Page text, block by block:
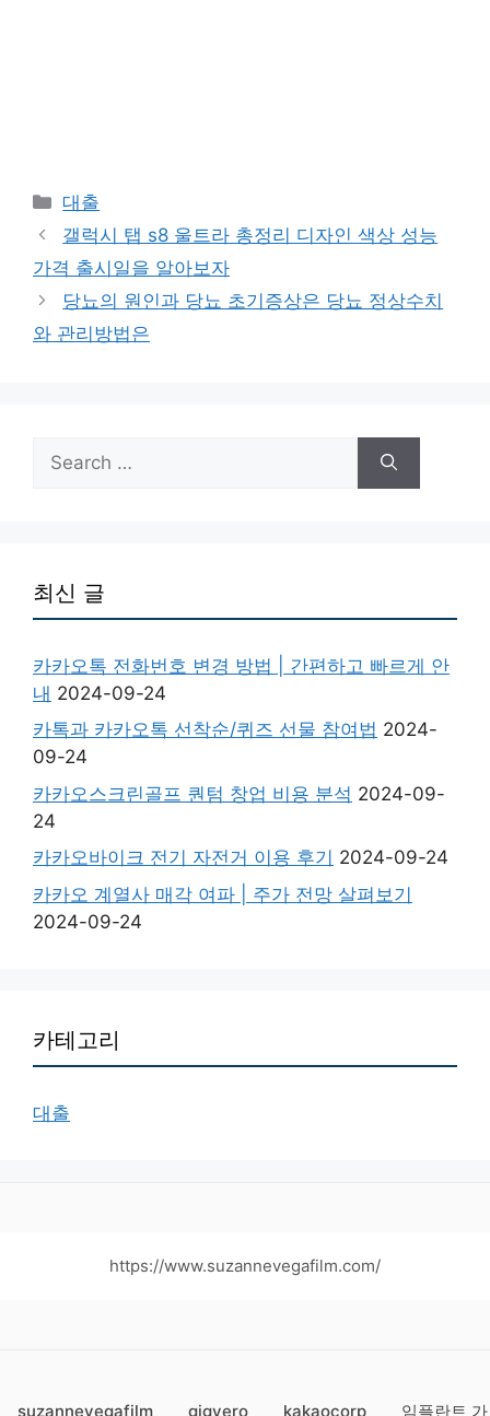
Categories
대출
갤럭시 탭 s8 울트라 총정리 디자인 색상 성능
가격 출시일을 알아보자
당뇨의 원인과 당뇨 초기증상은 당뇨 정상수치
와 관리방법은
for:
최신 글
카카오톡 전화번호 변경 방법 | 간편하고 빠르게 안
내 2024-09-24
카톡과 카카오톡 선착순/퀴즈 선물 참여법 2024-
09-24
카카오스크린골프 퀀텀 창업 비용 분석 2024-09-
24
카카오바이크 전기 자전거 이용 후기 2024-09-24
카카오 계열사 매각 여파 | 주가 전망 살펴보기
2024-09-24
카테고리
대출
https://www.suzannevegafilm.com/
suzannevegafilm gigyero kakaocorp 임플란트 가